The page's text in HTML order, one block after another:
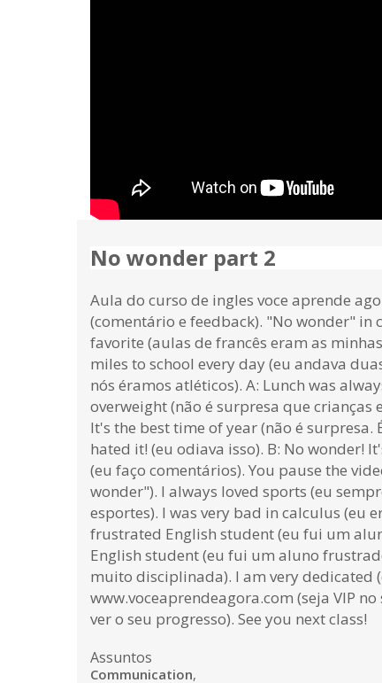
No wonder part 2
Aula do curso de ingles voce aprende
(comentário e feedback). "No wonder" in
favorite (aulas de francês eram as
miles to school every day (eu andava
nós éramos atléticos). A: Lunch was
overweight (não é surpresa que crianças
It's the best time of year (não é
hated it! (eu odiava isso). B: No wonder!
(eu faço comentários). You pause the
wonder"). I always loved sports (eu
esportes). I was very bad in calculus (eu
frustrated English student (eu fui um
English student (eu fui um aluno
muito disciplinada). I am very dedicated
www.voceaprendeagora.com (seja VIP
ver o seu progresso). See you next class!
Assuntos
Communication,